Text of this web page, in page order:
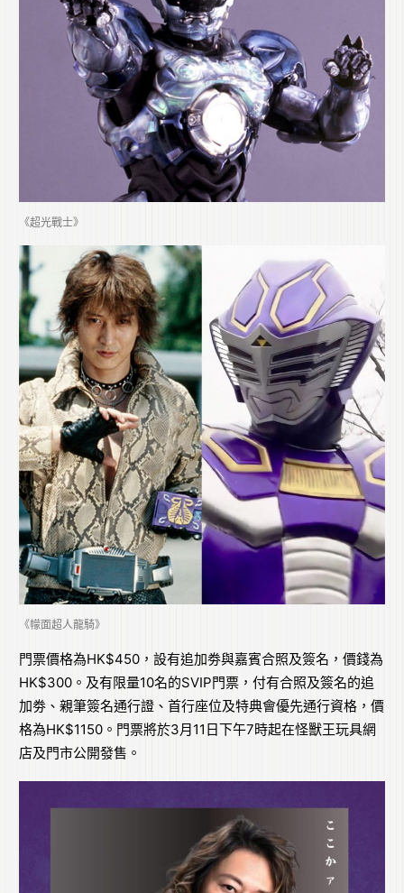
《超光戰士》
《幪面超人龍騎》
門票價格為HK$450，設有追加劵與嘉賓合照及簽名，價錢為
HK$300。及有限量10名的SVIP門票，付有合照及簽名的追
加劵、親筆簽名通行證、首行座位及特典會優先通行資格，價
格為HK$1150。門票將於3月11日下午7時起在怪獸王玩具網
店及門市公開發售。